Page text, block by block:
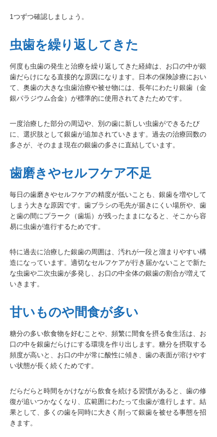
1つずつ確認しましょう。
虫歯を繰り返してきた
何度も虫歯の発生と治療を繰り返してきた経緯は、お口の中が銀
歯だらけになる直接的な原因になります。日本の保険診療におい
て、奥歯の大きな虫歯治療や被せ物には、長年にわたり銀歯（金
銀パラジウム合金）が標準的に使用されてきたためです。
一度治療した部分の周辺や、別の歯に新しい虫歯ができるたび
に、選択肢として銀歯が追加されていきます。過去の治療回数の
多さが、そのまま現在の銀歯の多さに直結しています。
歯磨きやセルフケア不足
毎日の歯磨きやセルフケアの精度が低いことも、銀歯を増やして
しまう大きな原因です。歯ブラシの毛先が届きにくい場所や、歯
と歯の間にプラーク（歯垢）が残ったままになると、そこから容
易に虫歯が進行するためです。
特に過去に治療した銀歯の周囲は、汚れが一段と溜まりやすい構
造になっています。適切なセルフケアが行き届かないことで新た
な虫歯や二次虫歯が多発し、お口の中全体の銀歯の割合が増えて
いきます。
甘いものや間食が多い
糖分の多い飲食物を好むことや、頻繁に間食を摂る食生活は、お
口の中を銀歯だらけにする環境を作り出します。糖分を摂取する
頻度が高いと、お口の中が常に酸性に傾き、歯の表面が溶けやす
い状態が長く続くためです。
だらだらと時間をかけながら飲食を続ける習慣があると、歯の修
復が追いつかなくなり、広範囲にわたって虫歯が進行します。結
果として、多くの歯を同時に大きく削って銀歯を被せる事態を招
きます。